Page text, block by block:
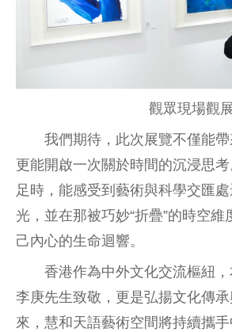
觀眾現場觀
我們期待，此次展覽不僅能帶
更能開啟一次關於時間的沉浸思
足時，能感受到藝術與科學交匯
光，並在那被巧妙“折疊”的時空維
己內心的生命迴響。
香港作為中外文化交流樞紐
李庚先生致敬，更是弘揚文化傳
來，慧和天語藝術空間將持續攜手